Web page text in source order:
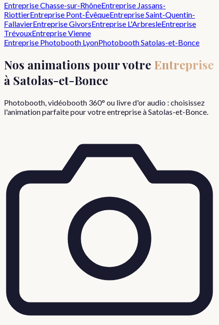
EntrepriseChasse-sur-RhôneEntreprise Jassans-
RiottierEntreprise Pont-ÉvêqueEntrepriseSaint-Quentin-
FallavierEntrepriseGivorsEntreprise L'ArbresleEntreprise
TrévouxEntrepriseVienne
Entreprise Photobooth LyonPhotoboothSatolas-et-Bonce
Nos animations pour votre Entreprise
à Satolas-et-Bonce
Photobooth, vidéobooth 360° ou livre d'or audio : choisissez
l'animation parfaite pour votreentrepriseàSatolas-et-Bonce.